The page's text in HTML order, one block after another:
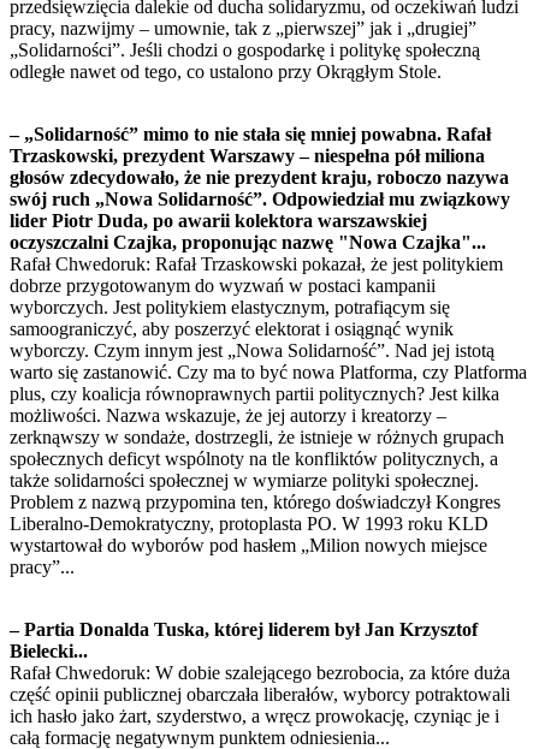
przedsięwzięcia dalekie od ducha solidaryzmu, od oczekiwań ludzi
pracy, nazwijmy – umownie, tak z „pierwszej” jak i „drugiej”
„Solidarności”. Jeśli chodzi o gospodarkę i politykę społeczną
odległe nawet od tego, co ustalono przy Okrągłym Stole.
– „Solidarność” mimo to nie stała się mniej powabna. Rafał
Trzaskowski, prezydent Warszawy – niespełna pół miliona
głosów zdecydowało, że nie prezydent kraju, roboczo nazywa
swój ruch „Nowa Solidarność”. Odpowiedział mu związkowy
lider Piotr Duda, po awarii kolektora warszawskiej
oczyszczalni Czajka, proponując nazwę "Nowa Czajka"...
Rafał Chwedoruk: Rafał Trzaskowski pokazał, że jest politykiem
dobrze przygotowanym do wyzwań w postaci kampanii
wyborczych. Jest politykiem elastycznym, potrafiącym się
samoograniczyć, aby poszerzyć elektorat i osiągnąć wynik
wyborczy. Czym innym jest „Nowa Solidarność”. Nad jej istotą
warto się zastanowić. Czy ma to być nowa Platforma, czy Platforma
plus, czy koalicja równoprawnych partii politycznych? Jest kilka
możliwości. Nazwa wskazuje, że jej autorzy i kreatorzy –
zerknąwszy w sondaże, dostrzegli, że istnieje w różnych grupach
społecznych deficyt wspólnoty na tle konfliktów politycznych, a
także solidarności społecznej w wymiarze polityki społecznej.
Problem z nazwą przypomina ten, którego doświadczył Kongres
Liberalno-Demokratyczny, protoplasta PO. W 1993 roku KLD
wystartował do wyborów pod hasłem „Milion nowych miejsce
pracy”...
– Partia Donalda Tuska, której liderem był Jan Krzysztof
Bielecki...
Rafał Chwedoruk: W dobie szalejącego bezrobocia, za które duża
część opinii publicznej obarczała liberałów, wyborcy potraktowali
ich hasło jako żart, szyderstwo, a wręcz prowokację, czyniąc je i
całą formację negatywnym punktem odniesienia...